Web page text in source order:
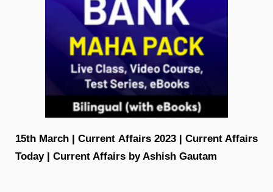
15th March | Current Affairs 2023 | Current Affairs
Today | Current Affairs by Ashish Gautam